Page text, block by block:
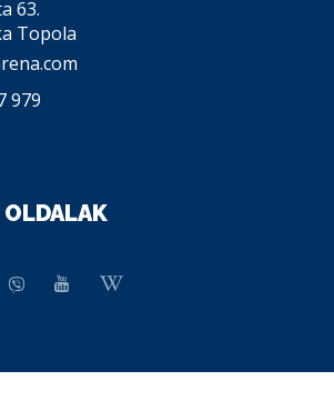
63.
Topola
979